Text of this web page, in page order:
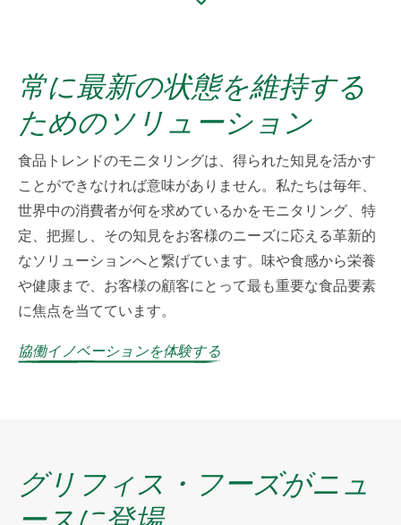
常に最新の状態を維持する
ためのソリューション
食品トレンドのモニタリングは、得られた知見を活かす
ことができなければ意味がありません。私たちは毎年、
世界中の消費者が何を求めているかをモニタリング、特
定、把握し、その知見をお客様のニーズに応える革新的
なソリューションへと繋げています。味や食感から栄養
や健康まで、お客様の顧客にとって最も重要な食品要素
に焦点を当てています。
協働イノベーションを体験する
グリフィス・フーズがニュ